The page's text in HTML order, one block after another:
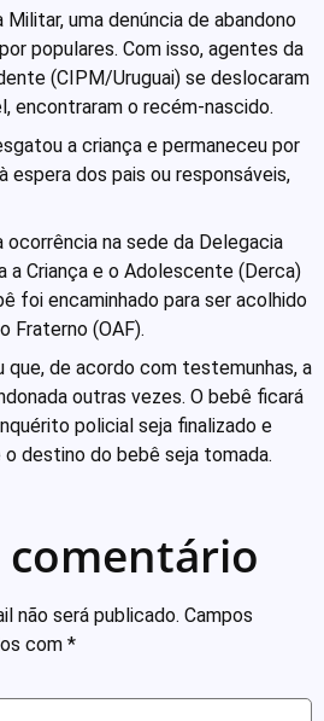
uma denúncia de abandono
populares. Com isso, agentes da
(CIPM/Uruguai) se deslocaram
encontraram o recém-nascido.
a criança e permaneceu por
espera dos pais ou responsáveis,
ocorrência na sede da Delegacia
a Criança e o Adolescente (Derca)
foi encaminhado para ser acolhido
Fraterno (OAF).
que, de acordo com testemunhas, a
outras vezes. O bebê ficará
policial seja finalizado e
destino do bebê seja tomada.
comentário
não será publicado. Campos
com *